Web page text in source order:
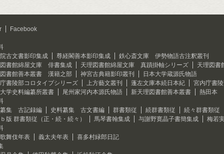
Facebook
古文書影印集成
尊経閣善本影印集成
鉄心斎文庫 伊勢物語古注釈叢刊
書館綿屋文庫 俳書集成
天理図書館綿屋文庫 真蹟掛軸シリーズ
天理図
書館善本叢書 漢籍之部
神宮古典籍影印叢刊
日本大学蔵源氏物語
書陵部コロタイプシリーズ
上方藝文叢刊 蓬左文庫本続日本紀
宮内庁書
学史料編纂所叢書
尾州家河内本源氏物語 新天理図書館善本叢書
熱田本
集 古記録編
史料纂集 古文書編 群書類従 続群書類従
続々群書類従
版 群書類従（正・続・続々）
馬琴書翰集成 与謝野寛晶子書簡集成
梅若
舞伎年表
義太夫年表
喜多村緑郎日記